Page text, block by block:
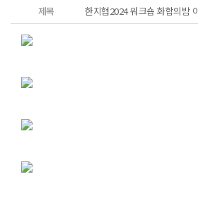
제목
한지협2024 워크숍 화합의밤